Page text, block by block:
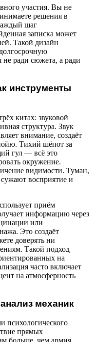
участия. Вы не
решения в
шаг
записка может
Такой дизайн
не ради сюжета, а ради
инструменты
китах: звуковой
структура. Звук
внимание, создаёт
Тихий шёпот за
гул — всё это
окружение.
видимости. Туман,
восприятие и
приём
информацию через
или
Это создаёт
доверять ни
Такой подход
на
часто включает
на атмосферность
механик
психологического
прямых
больше, чем армия